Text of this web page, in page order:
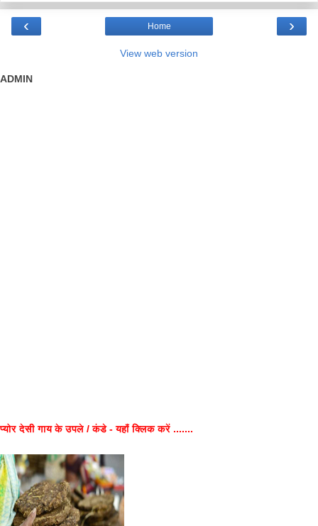
‹ ›
Home
View web version
ADMIN
प्योर देसी गाय के उपले / कंडे - यहाँ क्लिक करें .......